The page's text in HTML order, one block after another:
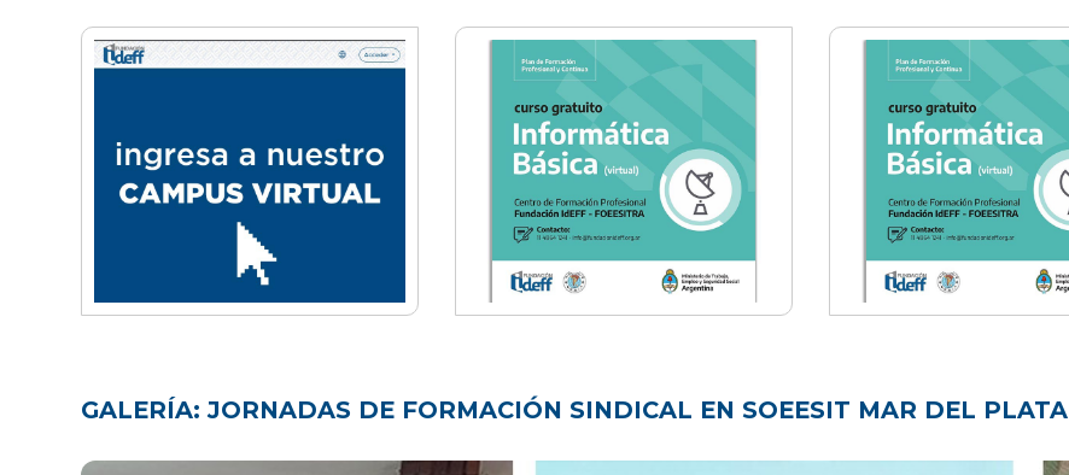
GALERÍA: JORNADAS DE FORMACIÓN SINDICAL EN SOEESIT MAR DEL PLATA